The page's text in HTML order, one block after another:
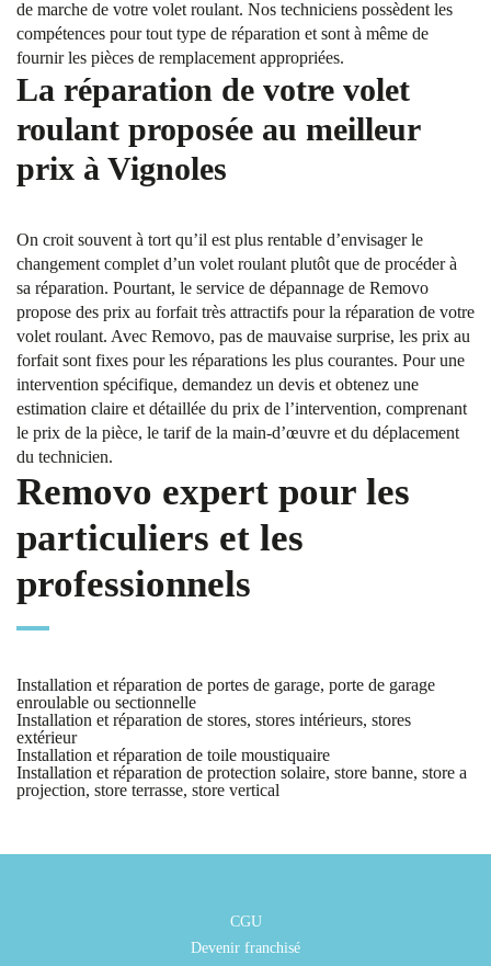
de marche de votre volet roulant. Nos techniciens possèdent les
compétences pour tout type de réparation et sont à même de
fournir les pièces de remplacement appropriées.
La réparation de votre volet
roulant proposée au meilleur
prix à Vignoles
On croit souvent à tort qu’il est plus rentable d’envisager le
changement complet d’un volet roulant plutôt que de procéder à
sa réparation. Pourtant, le service de dépannage de Removo
propose des prix au forfait très attractifs pour la réparation de votre
volet roulant. Avec Removo, pas de mauvaise surprise, les prix au
forfait sont fixes pour les réparations les plus courantes. Pour une
intervention spécifique, demandez un devis et obtenez une
estimation claire et détaillée du prix de l’intervention, comprenant
le prix de la pièce, le tarif de la main-d’œuvre et du déplacement
du technicien.
Removo expert pour les
particuliers et les
professionnels
Installation et réparation de portes de garage, porte de garage
enroulable ou sectionnelle
Installation et réparation de stores, stores intérieurs, stores
extérieur
Installation et réparation de toile moustiquaire
Installation et réparation de protection solaire, store banne, store a
projection, store terrasse, store vertical
CGU
Devenir franchisé